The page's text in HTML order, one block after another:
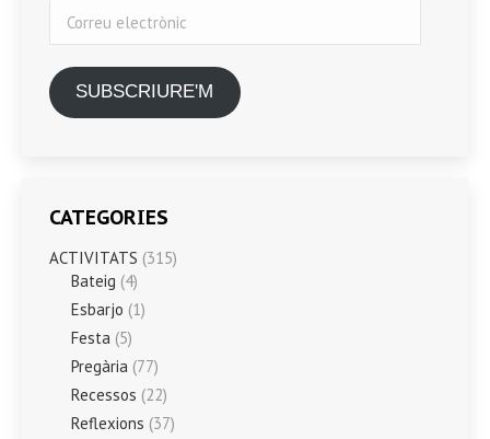
electrònic
SUBSCRIURE'M
CATEGORIES
ACTIVITATS (315)
Bateig (4)
Esbarjo (1)
Festa (5)
Pregària (77)
Recessos (22)
Reflexions (37)